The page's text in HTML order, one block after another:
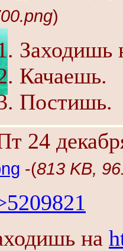
)
Заходишь
Качаешь.
Постишь.
24
-(813 KB,
на